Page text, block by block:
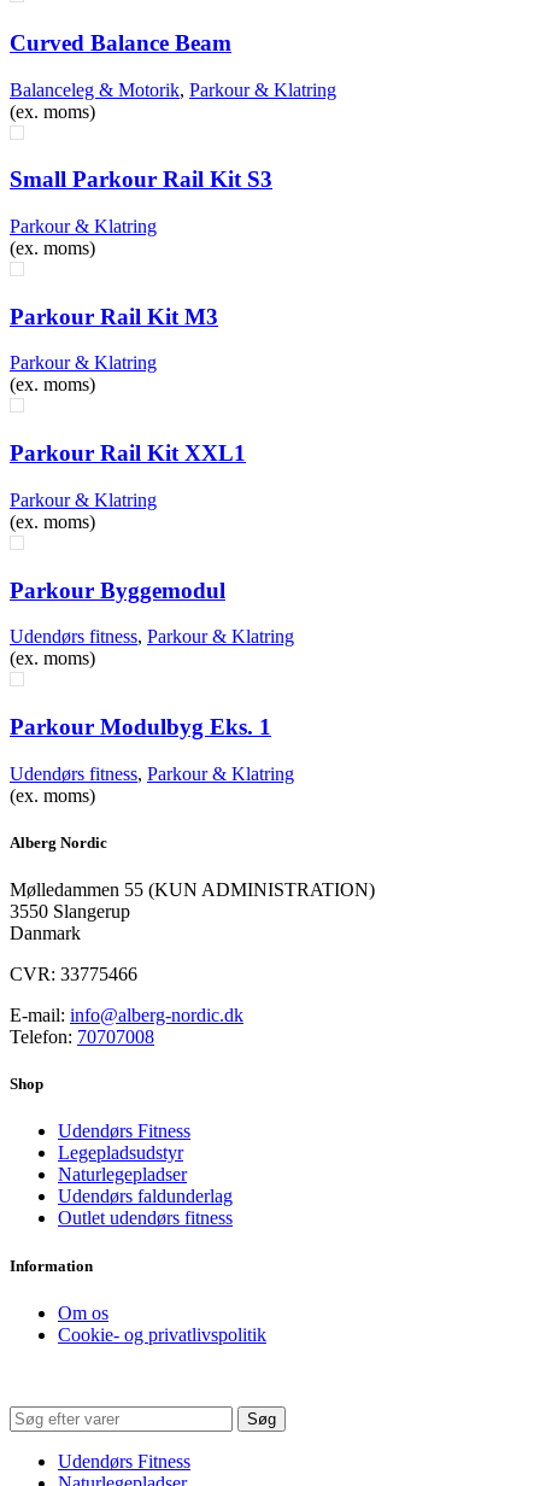
Curved Balance Beam
Balanceleg & Motorik, Parkour & Klatring
(ex. moms)
Small Parkour Rail Kit S3
Parkour & Klatring
(ex. moms)
Parkour Rail Kit M3
Parkour & Klatring
(ex. moms)
Parkour Rail Kit XXL1
Parkour & Klatring
(ex. moms)
Parkour Byggemodul
Udendørs fitness, Parkour & Klatring
(ex. moms)
Parkour Modulbyg Eks. 1
Udendørs fitness, Parkour & Klatring
(ex. moms)
Alberg Nordic
​Mølledammen 55 (KUN ADMINISTRATION)
3550 Slangerup
Danmark
CVR: 33775466
E-mail: info@alberg-nordic.dk
Telefon: 70707008
Shop
Udendørs Fitness
Legepladsudstyr
Naturlegepladser
Udendørs faldunderlag
Outlet udendørs fitness
Information
Om os
Cookie- og privatlivspolitik
Søg
Udendørs Fitness